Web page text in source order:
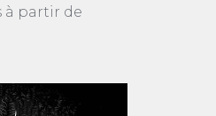
à partir de